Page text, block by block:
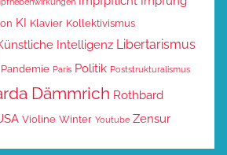
KI Klavier Kollektivismus
Intelligenz Libertarismus
Pandemie Paris Politik Poststrukturalismus
Dämmrich Rothbard
Violine Winter Youtube Zensur